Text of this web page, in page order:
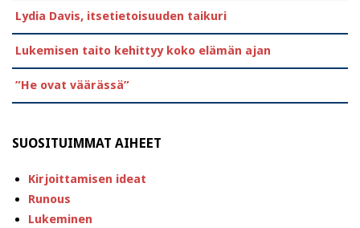
Lydia Davis, itsetietoisuuden taikuri
Lukemisen taito kehittyy koko elämän ajan
”He ovat väärässä”
SUOSITUIMMAT AIHEET
Kirjoittamisen ideat
Runous
Lukeminen